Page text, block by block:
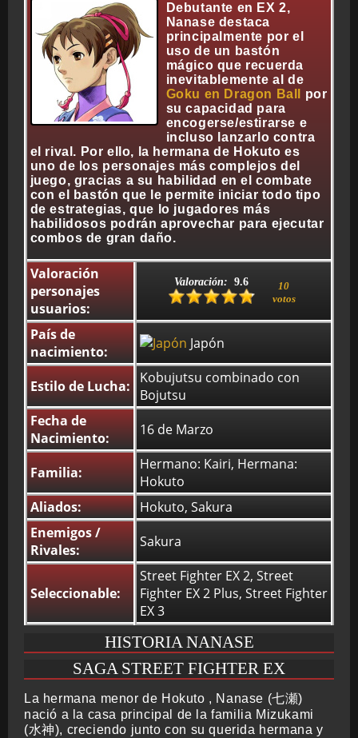
BONUS STAGE
GUÍA BÁSICA
TIER LIST
BMG-OST
Debutante en EX 2,
Nanase destaca
principalmente por el
uso de un bastón
mágico que recuerda
inevitablemente al de
Goku en Dragon Ball
por
su capacidad para
encogerse/estirarse e
incluso lanzarlo contra
el rival. Por ello, la hermana de Hokuto es
uno de los personajes más complejos del
juego, gracias a su habilidad en el combate
con el bastón que le permite iniciar todo tipo
de estrategias, que lo jugadores más
habilidosos podrán aprovechar para ejecutar
combos de gran daño.
Valoración
personajes
usuarios:
Valoración: 9.6
10
votos
País de
nacimiento:
Japón
Estilo de Lucha:
Kobujutsu combinado con
Bojutsu
Fecha de
Nacimiento:
16 de Marzo
Familia:
Hermano: Kairi, Hermana:
Hokuto
Aliados:
Hokuto, Sakura
Enemigos /
Rivales:
Sakura
Seleccionable:
Street Fighter EX 2, Street
Fighter EX 2 Plus, Street Fighter
EX 3
HISTORIA NANASE
SAGA STREET FIGHTER EX
La hermana menor de Hokuto , Nanase (七瀬)
nació a la casa principal de la familia Mizukami
(水神), creciendo junto con su querida hermana y